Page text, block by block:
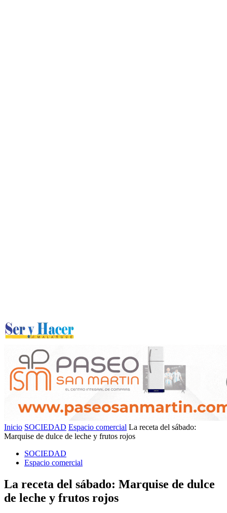
Inicio SOCIEDAD Espacio comercial La receta del sábado:
Marquise de dulce de leche y frutos rojos
SOCIEDAD
Espacio comercial
La receta del sábado: Marquise de dulce
de leche y frutos rojos